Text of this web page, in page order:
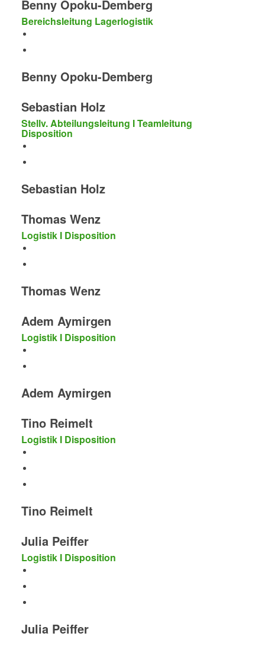
Benny Opoku-Demberg
Bereichsleitung Lagerlogistik
Benny Opoku-Demberg
Sebastian Holz
Stellv. Abteilungsleitung I Teamleitung
Disposition
Sebastian Holz
Thomas Wenz
Logistik I Disposition
Thomas Wenz
Adem Aymirgen
Logistik I Disposition
Adem Aymirgen
Tino Reimelt
Logistik I Disposition
Tino Reimelt
Julia Peiffer
Logistik I Disposition
Julia Peiffer